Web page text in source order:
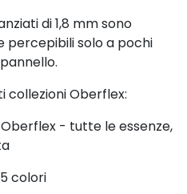
di 1,8 mm sono
solo a pochi
collezioni Oberflex:
- tutte le essenze,
colori